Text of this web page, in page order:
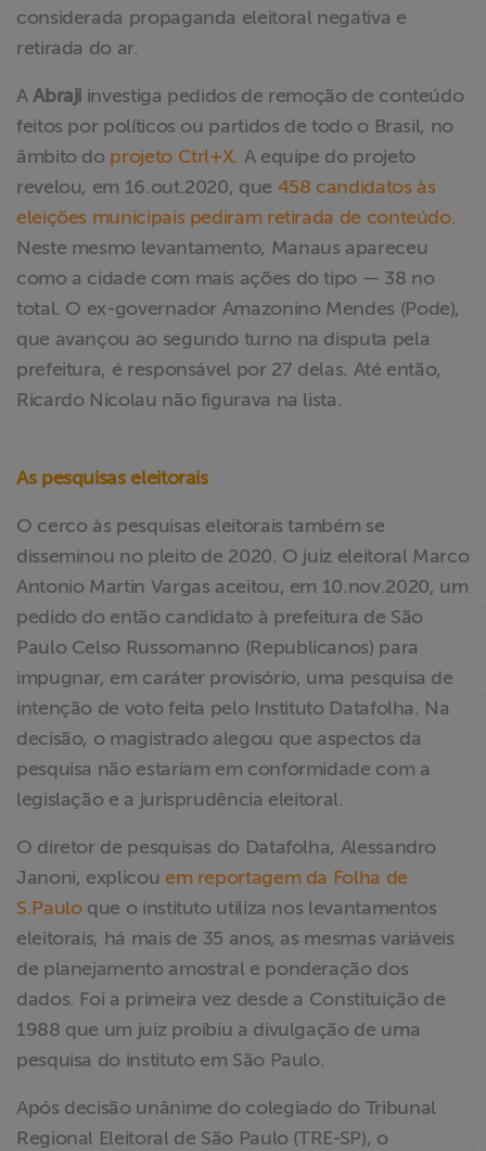
considerada propaganda eleitoral negativa e
retirada do ar.
AAbraji investiga pedidos de remoção de conteúdo
feitos por políticos ou partidos de todo o Brasil, no
âmbito do projeto Ctrl+X. A equipe do projeto
revelou, em 16.out.2020, que 458 candidatos às
eleições municipais pediram retirada de conteúdo.
Neste mesmo levantamento, Manaus apareceu
como a cidade com mais ações do tipo — 38 no
total. O ex-governador Amazonino Mendes (Pode),
que avançou ao segundo turno na disputa pela
prefeitura, é responsável por 27 delas. Até então,
Ricardo Nicolau não figurava na lista.
As pesquisas eleitorais
O cerco às pesquisas eleitorais também se
disseminou no pleito de 2020. O juiz eleitoral Marco
Antonio Martin Vargas aceitou, em 10.nov.2020, um
pedido do então candidato à prefeitura de São
Paulo Celso Russomanno (Republicanos) para
impugnar, em caráter provisório, uma pesquisa de
intenção de voto feita pelo Instituto Datafolha. Na
decisão, o magistrado alegou que aspectos da
pesquisa não estariam em conformidade com a
legislação e a jurisprudência eleitoral.
O diretor de pesquisas do Datafolha, Alessandro
Janoni, explicou em reportagem da Folha de
S.Pauloque o instituto utiliza nos levantamentos
eleitorais, há mais de 35 anos, as mesmas variáveis
de planejamento amostral e ponderação dos
dados. Foi a primeira vez desde a Constituição de
1988 que um juiz proibiu a divulgação de uma
pesquisa do instituto em São Paulo.
Após decisão unânime do colegiado do Tribunal
Regional Eleitoral de São Paulo (TRE-SP), o